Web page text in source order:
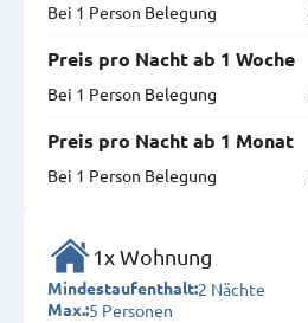
Bei 1 Person Belegung
Preis pro Nacht ab 1 Woche
Bei 1 Person Belegung
Preis pro Nacht ab 1 Monat
Bei 1 Person Belegung
1x Wohnung
Mindestaufenthalt:2 Nächte
Max.:5 Personen